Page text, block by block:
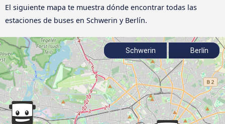
El siguiente mapa te muestra dónde encontrar todas las
estaciones de buses en Schwerin y Berlín.
Schwerin Berlín